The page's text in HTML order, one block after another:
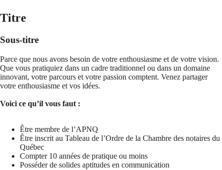
Titre
Sous-titre
Parce que nous avons besoin de votre enthousiasme et de votre vision.
Que vous pratiquiez dans un cadre traditionnel ou dans un domaine
innovant, votre parcours et votre passion comptent. Venez partager
votre enthousiasme et vos idées.
Voici ce qu’il vous faut :
Être membre de l’APNQ
Être inscrit au Tableau de l’Ordre de la Chambre des notaires du
Québec
Compter 10 années de pratique ou moins
Posséder de solides aptitudes en communication